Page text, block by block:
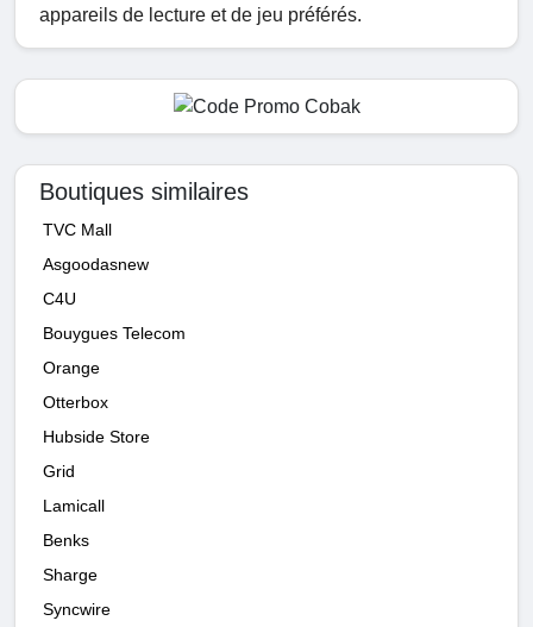
appareils de lecture et de jeu préférés.
Boutiques similaires
TVC Mall
Asgoodasnew
C4U
Bouygues Telecom
Orange
Otterbox
Hubside Store
Grid
Lamicall
Benks
Sharge
Syncwire